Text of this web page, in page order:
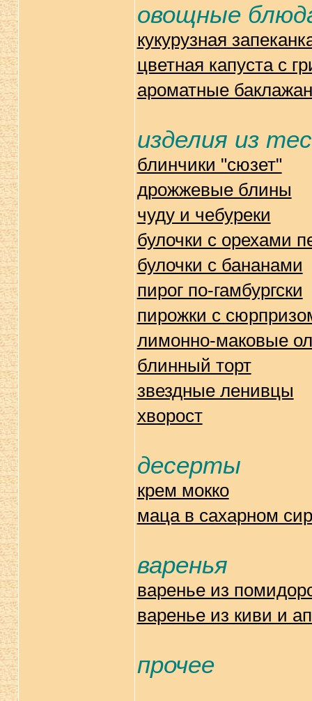
овощные
кукурузная
цветная капуста с
ароматные
изделия из
блинчики "сюзет"
дрожжевые блины
чуду и чебуреки
булочки с орехами
булочки с бананами
пирог по-гамбургски
пирожки с
лимонно-маковые
блинный торт
звездные ленивцы
хворост
десерты
крем мокко
маца в сахарном
варенья
варенье из
варенье из киви и
прочее